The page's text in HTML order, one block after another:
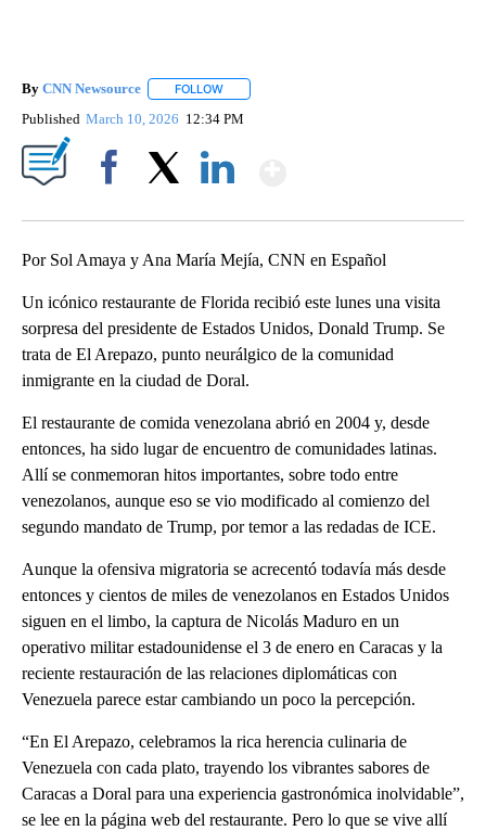
By CNN Newsource FOLLOW
Published March 10, 2026 12:34 PM
Por Sol Amaya y Ana María Mejía, CNN en Español
Un icónico restaurante de Florida recibió este lunes una visita
sorpresa del presidente de Estados Unidos, Donald Trump. Se
trata de El Arepazo, punto neurálgico de la comunidad
inmigrante en la ciudad de Doral.
El restaurante de comida venezolana abrió en 2004 y, desde
entonces, ha sido lugar de encuentro de comunidades latinas.
Allí se conmemoran hitos importantes, sobre todo entre
venezolanos, aunque eso se vio modificado al comienzo del
segundo mandato de Trump, por temor a las redadas de ICE.
Aunque la ofensiva migratoria se acrecentó todavía más desde
entonces y cientos de miles de venezolanos en Estados Unidos
siguen en el limbo, la captura de Nicolás Maduro en un
operativo militar estadounidense el 3 de enero en Caracas y la
reciente restauración de las relaciones diplomáticas con
Venezuela parece estar cambiando un poco la percepción.
“En El Arepazo, celebramos la rica herencia culinaria de
Venezuela con cada plato, trayendo los vibrantes sabores de
Caracas a Doral para una experiencia gastronómica inolvidable”,
se lee en la página web del restaurante. Pero lo que se vive allí